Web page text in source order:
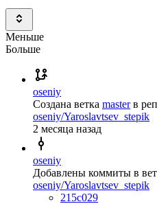
Меньше
Больше
oseniy
Создана ветка master в
oseniy/Yaroslavtsev_stepik
2 месяца назад
oseniy
Добавлены коммиты в
oseniy/Yaroslavtsev_stepik
215c029